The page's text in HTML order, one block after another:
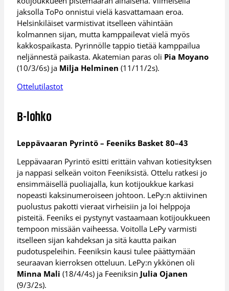
jaksolla ToPo onnistui vielä kasvattamaan eroa.
Helsinkiläiset varmistivat itselleen vähintään
kolmannen sijan, mutta kamppailevat vielä myös
kakkospaikasta. Pyrinnölle tappio tietää kamppailua
neljännestä paikasta. Akatemian paras oli Pia Moyano
(10/3/6s) ja Milja Helminen (11/11/2s).
Ottelutilastot
B-lohko
Leppävaaran Pyrintö – Feeniks Basket 80–43
Leppävaaran Pyrintö esitti erittäin vahvan kotiesityksen
ja nappasi selkeän voiton Feeniksistä. Ottelu ratkesi jo
ensimmäisellä puoliajalla, kun kotijoukkue karkasi
nopeasti kaksinumeroiseen johtoon. LePy:n aktiivinen
puolustus pakotti vieraat virheisiin ja loi helppoja
pisteitä. Feeniks ei pystynyt vastaamaan kotijoukkueen
tempoon missään vaiheessa. Voitolla LePy varmisti
itselleen sijan kahdeksan ja sitä kautta paikan
pudotuspeleihin. Feeniksin kausi tulee päättymään
seuraavan kierroksen otteluun. LePy:n ykkönen oli
Minna Mali (18/4/4s) ja Feeniksin Julia Ojanen
(9/3/2s).